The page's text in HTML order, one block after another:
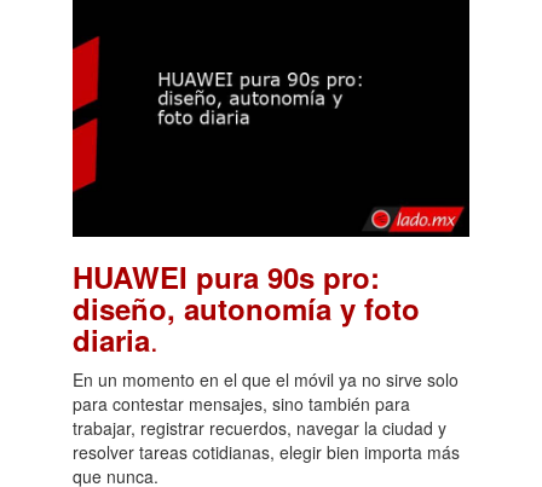
HUAWEI pura 90s pro:
diseño, autonomía y foto
diaria.
En un momento en el que el móvil ya no sirve solo
para contestar mensajes, sino también para
trabajar, registrar recuerdos, navegar la ciudad y
resolver tareas cotidianas, elegir bien importa más
que nunca.